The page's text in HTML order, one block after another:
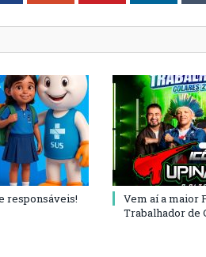
responsáveis!
Vem aí a maior
Trabalhador de